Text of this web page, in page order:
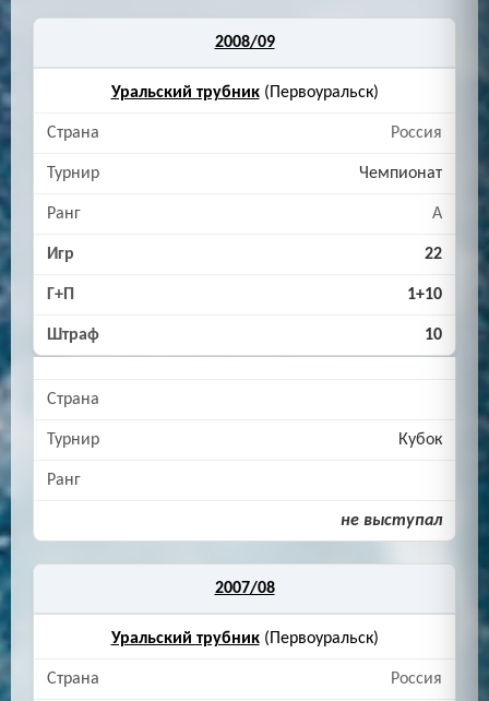
2008/09
Уральский трубник(Первоуральск)
Россия
Чемпионат
A
22
1+10
10
Кубок
не выступал
2007/08
Уральский трубник(Первоуральск)
Россия